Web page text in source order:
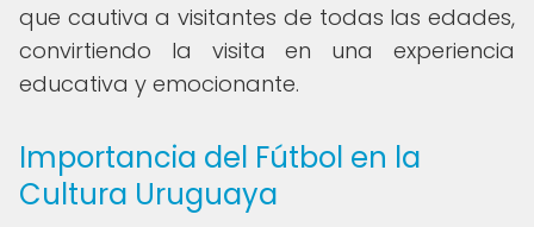
que cautiva a visitantes de todas las edades,
convirtiendo la visita en una experiencia
educativa y emocionante.
Importancia del Fútbol en la
Cultura Uruguaya